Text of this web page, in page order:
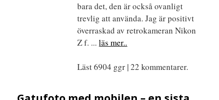
bara det, den är också ovanligt
trevlig att använda. Jag är positivt
överraskad av retrokameran Nikon
Z f. ...läs mer..
Läst 6904 ggr | 22 kommentarer.